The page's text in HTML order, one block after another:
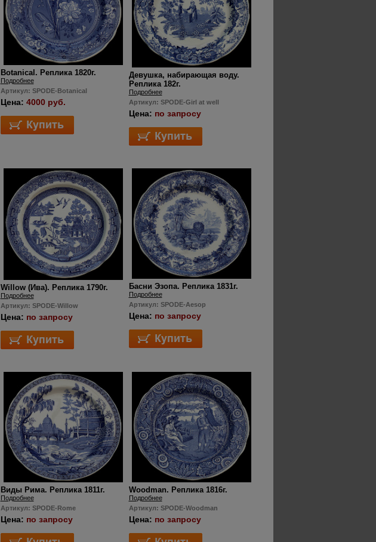
Botanical. Реплика 1820г.
Подробнее
Артикул: SPODE-Botanical
Цена: 4000 руб.
Девушка, набирающая воду.
Реплика 182г.
Подробнее
Артикул: SPODE-Girl at well
Цена: по запросу
Willow (Ива). Реплика 1790г.
Подробнее
Артикул: SPODE-Willow
Цена: по запросу
Басни Эзопа. Реплика 1831г.
Подробнее
Артикул: SPODE-Aesop
Цена: по запросу
Виды Рима. Реплика 1811г.
Подробнее
Артикул: SPODE-Rome
Цена: по запросу
Woodman. Реплика 1816г.
Подробнее
Артикул: SPODE-Woodman
Цена: по запросу